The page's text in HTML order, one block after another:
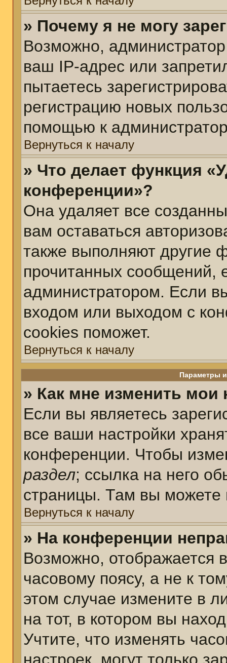
» Почему я не могу
Возможно,
ваш IP-адрес или
пытаетесь
регистрацию новых
помощью к
Вернуться к началу
» Что делает функция
конференции»?
Она удаляет все
вам оставаться
также выполняют другие
прочитанных сообщений,
администратором. Если
входом или выходом с
cookies поможет.
Вернуться к началу
Параметры
» Как мне изменить мои
Если вы являетесь
все ваши настройки
конференции. Чтобы
раздел; ссылка на него
страницы. Там вы можете
Вернуться к началу
» На конференции
Возможно, отображается
часовому поясу, а не к
этом случае измените в
на тот, в котором вы
Учтите, что изменять